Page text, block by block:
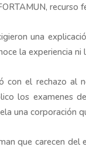
recurso
una
la experiencia
con el rechazo al
los examenes
una corporación
que carecen